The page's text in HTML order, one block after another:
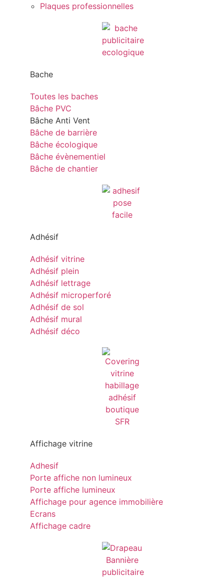
Plaques professionnelles
Bache
Toutes les baches
Bâche PVC
Bâche Anti Vent
Bâche de barrière
Bâche écologique
Bâche évènementiel
Bâche de chantier
Adhésif
Adhésif vitrine
Adhésif plein
Adhésif lettrage
Adhésif microperforé
Adhésif de sol
Adhésif mural
Adhésif déco
Affichage vitrine
Adhesif
Porte affiche non lumineux
Porte affiche lumineux
Affichage pour agence immobilière
Ecrans
Affichage cadre